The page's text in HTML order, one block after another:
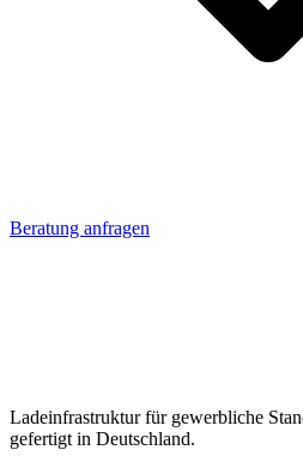
Beratung anfragen
Ladeinfrastruktur für gewerbliche
gefertigt in Deutschland.